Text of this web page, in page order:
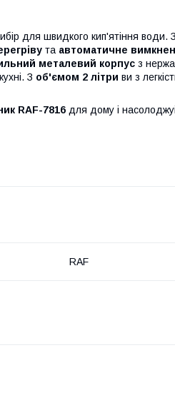
для швидкого кип'ятіння води.
та автоматичне
металевий корпус з
З об'ємом 2 літри ви з
RAF-7816 для дому і
RAF